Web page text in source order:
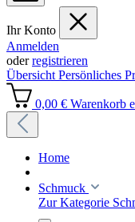
Ihr Konto
Anmelden
oderregistrieren
Übersicht Persönliches
0,00 € Warenkorb
Home
Schmuck
Zur Kategorie